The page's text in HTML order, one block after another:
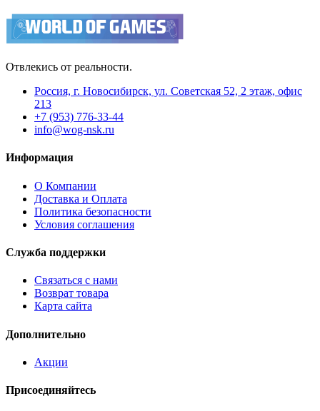
Отвлекись от реальности.
Россия, г. Новосибирск, ул. Советская 52, 2 этаж, офис
213
+7 (953) 776-33-44
info@wog-nsk.ru
Информация
О Компании
Доставка и Оплата
Политика безопасности
Условия соглашения
Служба поддержки
Связаться с нами
Возврат товара
Карта сайта
Дополнительно
Акции
Присоединяйтесь